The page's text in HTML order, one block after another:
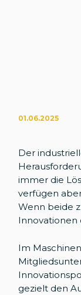
01.06.2025
Der
immer die
verfügen
Wenn beide
Innovationen
Im
gezielt den